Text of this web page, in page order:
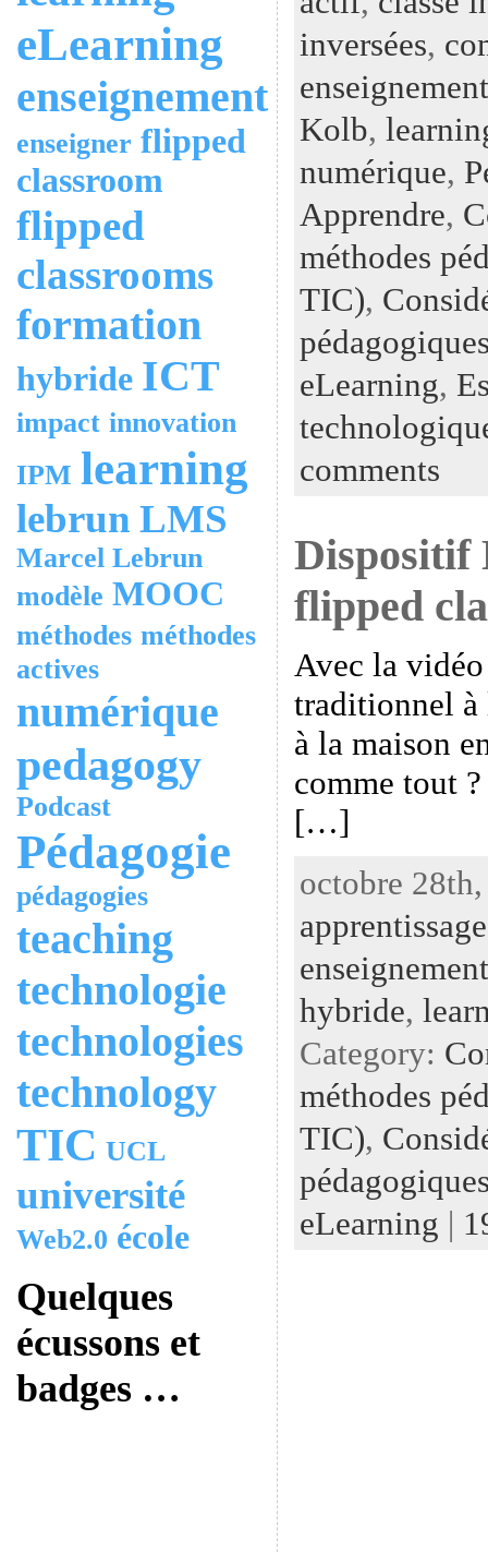
eLearning
enseignement
enseigner flipped
classroom
flipped
classrooms
formation
hybride ICT
impact innovation
IPM learning
lebrun LMS
Marcel Lebrun
modèle MOOC
méthodes méthodes
actives
numérique
pedagogy
Podcast
Pédagogie
pédagogies
teaching
technologie
technologies
technology
TIC UCL
université
Web2.0 école
Quelques
écussons et
badges …
inversées,
enseignement
Kolb,
numérique,
Apprendre,
méthodes
TIC),
eLearning,
comments
Dispositif
flipped
Avec la
traditionnel à
à la maison
comme tout
[…]
octobre
apprentissage
enseignement
hybride,
Category:
méthodes
TIC),
eLearning |